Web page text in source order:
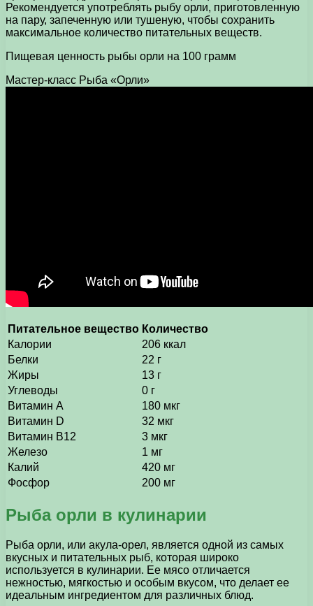
Рекомендуется употреблять рыбу орли, приготовленную
на пару, запеченную или тушеную, чтобы сохранить
максимальное количество питательных веществ.
Пищевая ценность рыбы орли на 100 грамм
Мастер-класс Рыба «Орли»
Питательное вещество Количество
Калории
206 ккал
Белки
22 г
Жиры
13 г
Углеводы
0 г
Витамин А
180 мкг
Витамин D
32 мкг
Витамин В12
3 мкг
Железо
1 мг
Калий
420 мг
Фосфор
200 мг
Рыба орли в кулинарии
Рыба орли, или акула-орел, является одной из самых
вкусных и питательных рыб, которая широко
используется в кулинарии. Ее мясо отличается
нежностью, мягкостью и особым вкусом, что делает ее
идеальным ингредиентом для различных блюд.